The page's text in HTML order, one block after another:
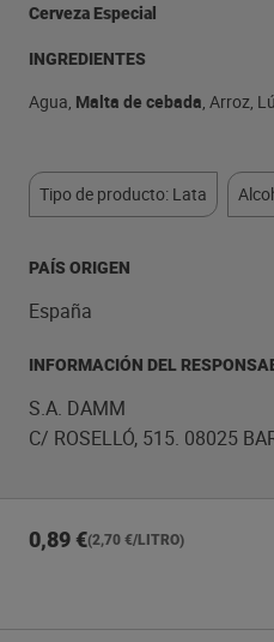
Cerveza Especial
INGREDIENTES
Agua, Malta de cebada, Arroz,
Tipo de producto: Lata
PAÍS ORIGEN
España
INFORMACIÓN DEL
S.A. DAMM
C/ ROSELLÓ, 515. 08025
0,89 €(2,70 €/LITRO)